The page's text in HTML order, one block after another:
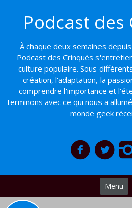
contenu
Podcast des
À chaque deux semaines
Podcast des Crinqués
culture populaire. Sous
création, l'adaptation, la
comprendre l'importance et
terminons avec ce qui nous a
monde geek
Menu